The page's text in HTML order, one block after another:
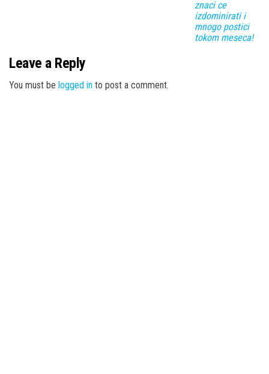
znaci ce
izdominirati i
mnogo postici
tokom meseca!
Leave a Reply
You must be logged in to post a comment.